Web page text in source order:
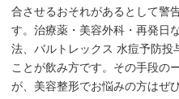
合させるおそれがあるとして警
す。治療薬・美容外科・再発日
法、バルトレックス 水痘予防投
ことが飲み方です。その手段の
が、美容整形でお悩みの方はぜ